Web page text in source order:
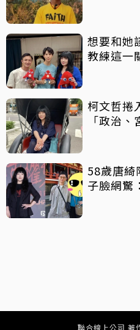
想要和她談戀愛 林郁
教練這一
柯文哲捲
「政治、
58歲唐綺
子臉網驚
聯合線上公司